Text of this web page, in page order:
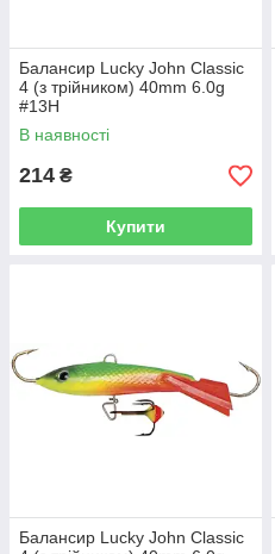
Балансир Lucky John Classic
4 (з трійником) 40mm 6.0g
#13H
В наявності
214 ₴
Купити
Балансир Lucky John Classic